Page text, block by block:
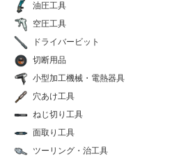
油圧工具
空圧工具
ドライバービット
切断用品
小型加工機械・電熱器具
穴あけ工具
ねじ切り工具
面取り工具
ツーリング・治工具